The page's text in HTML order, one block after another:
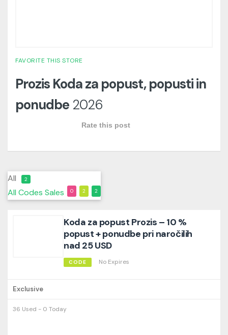
FAVORITE THIS STORE
Prozis Koda za popust, popusti in
ponudbe 2026
Rate this post
All 2
All 2
Codes 2
Sales 0
Koda za popust Prozis – 10 %
popust + ponudbe pri naročilih
nad 25 USD
CODE No Expires
Exclusive
36 Used - 0 Today